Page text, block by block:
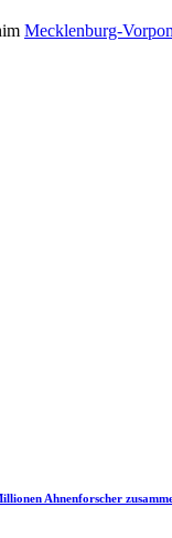
Mecklenburg-
Ahnenforscher